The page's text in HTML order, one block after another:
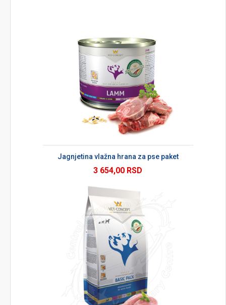
Jagnjetina vlažna hrana za pse paket
3 654,00 RSD